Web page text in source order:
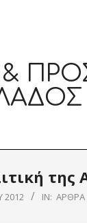
της
2012 IN: ΆΡΘΡΑ